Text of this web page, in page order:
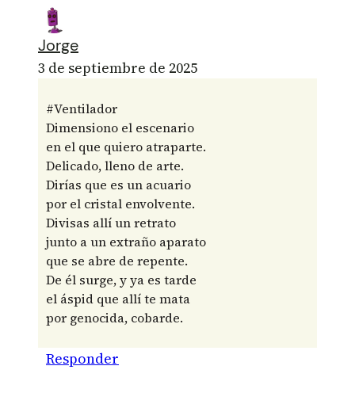
Jorge
3 de septiembre de 2025
#Ventilador
Dimensiono el escenario
en el que quiero atraparte.
Delicado, lleno de arte.
Dirías que es un acuario
por el cristal envolvente.
Divisas allí un retrato
junto a un extraño aparato
que se abre de repente.
De él surge, y ya es tarde
el áspid que allí te mata
por genocida, cobarde.
Responder